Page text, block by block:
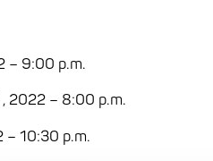
– 9:00 p.m.
, 2022 – 8:00 p.m.
– 10:30 p.m.